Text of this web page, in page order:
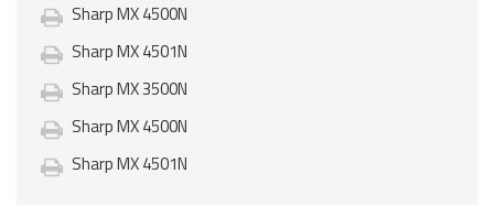
Sharp MX 4500N
Sharp MX 4501N
Sharp MX 3500N
Sharp MX 4500N
Sharp MX 4501N